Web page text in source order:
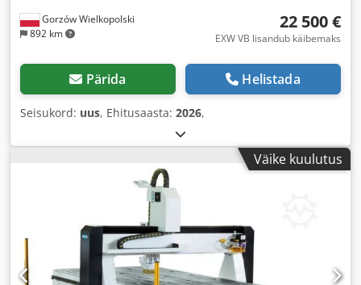
Gorzów Wielkopolski
892 km
22 500 €
EXW VB lisandub käibemaks
Pärida Helistada
Seisukord: uus, Ehitusaasta: 2026,
Väike kuulutus